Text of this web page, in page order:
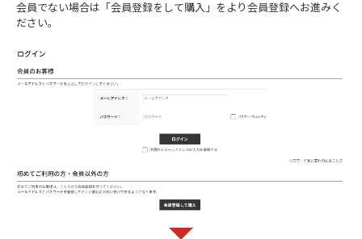
会員でない場合は「会員登録をして購入」をより会員登録へお進みく
ださい。